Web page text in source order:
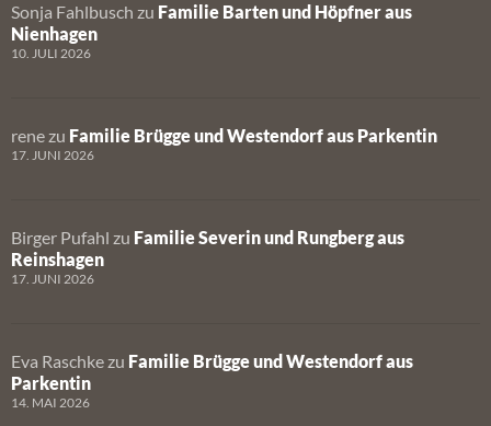
Sonja Fahlbusch zu Familie Barten und Höpfner aus
Nienhagen
10. JULI 2026
rene zu Familie Brügge und Westendorf aus Parkentin
17. JUNI 2026
Birger Pufahl zu Familie Severin und Rungberg aus
Reinshagen
17. JUNI 2026
Eva Raschke zu Familie Brügge und Westendorf aus
Parkentin
14. MAI 2026